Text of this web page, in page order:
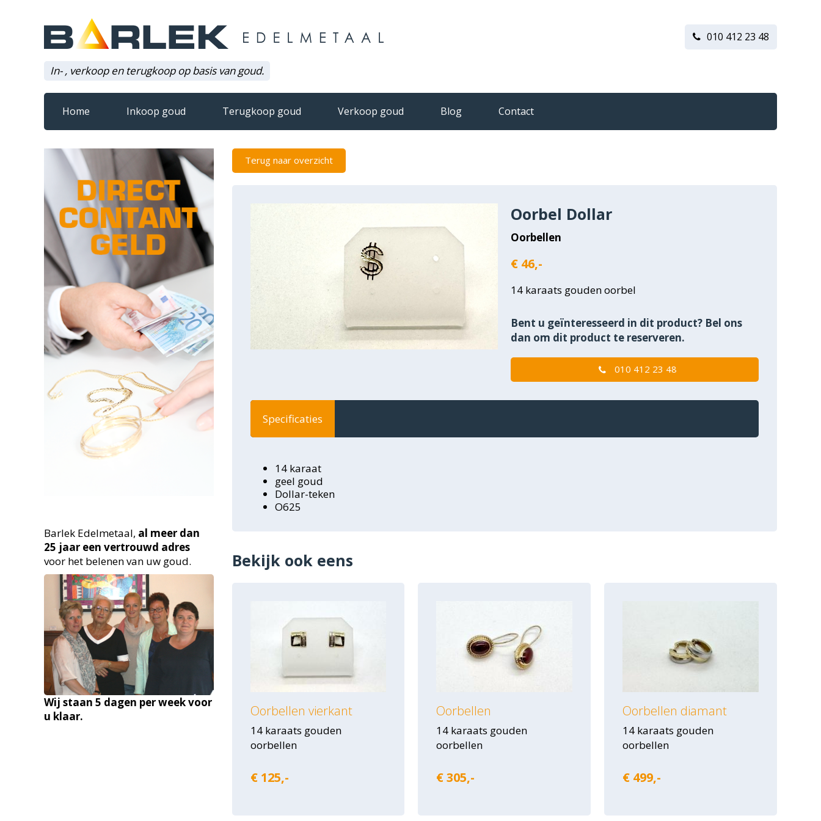
In- , verkoop en terugkoop op basis van goud.
010 412 23 48
Home Inkoop goud Terugkoop goud Verkoop goud Blog Contact
Barlek Edelmetaal, al meer dan
25 jaar een vertrouwd adres
voor het belenen van uw goud.
Wij staan 5 dagen per week voor
u klaar.
Terug naar overzicht
Oorbel Dollar
Oorbellen
€ 46,-
14 karaats gouden oorbel
Bent u geïnteresseerd in dit product? Bel ons
dan om dit product te reserveren.
010 412 23 48
Specificaties
14 karaat
geel goud
Dollar-teken
O625
Bekijk ook eens
Oorbellen vierkant
14 karaats gouden
oorbellen
€ 125,-
Oorbellen
14 karaats gouden
oorbellen
€ 305,-
Oorbellen diamant
14 karaats gouden
oorbellen
€ 499,-